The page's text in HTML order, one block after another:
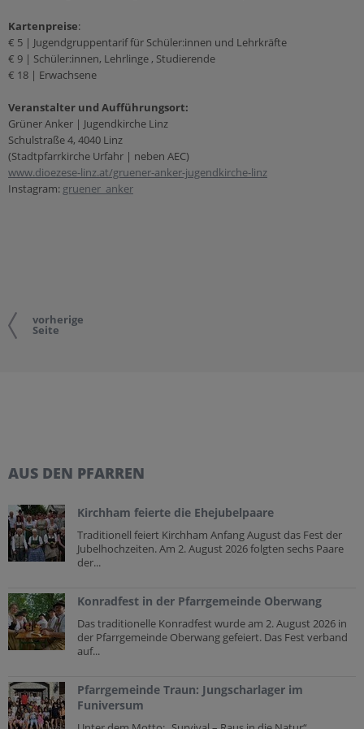
Kartenpreise:
€ 5 | Jugendgruppentarif für Schüler:innen und Lehrkräfte
€ 9 | Schüler:innen, Lehrlinge , Studierende
€ 18 | Erwachsene
Veranstalter und Aufführungsort:
Grüner Anker | Jugendkirche Linz
Schulstraße 4, 4040 Linz
(Stadtpfarrkirche Urfahr | neben AEC)
www.dioezese-linz.at/gruener-anker-jugendkirche-linz
Instagram: gruener_anker
vorherige
Seite
AUS DEN PFARREN
Kirchham feierte die Ehejubelpaare
Traditionell feiert Kirchham Anfang August das Fest der
Jubelhochzeiten. Am 2. August 2026 folgten sechs Paare
der...
Konradfest in der Pfarrgemeinde Oberwang
Das traditionelle Konradfest wurde am 2. August 2026 in
der Pfarrgemeinde Oberwang gefeiert. Das Fest verband
auf...
Pfarrgemeinde Traun: Jungscharlager im
Funiversum